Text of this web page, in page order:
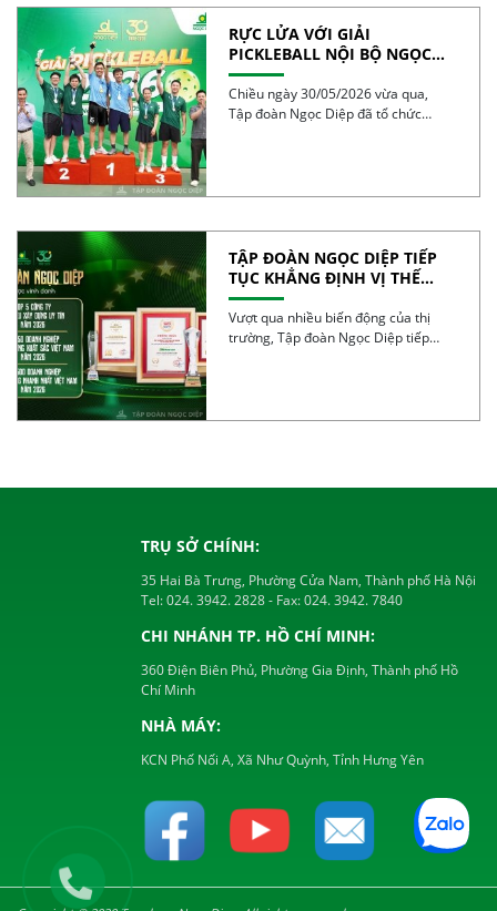
RỰC LỬA VỚI GIẢI
PICKLEBALL NỘI BỘ NGỌC
DIỆP 2026 – BÙNG NỔ TINH
THẦN 30 NĂM
Chiều ngày 30/05/2026 vừa qua,
Tập đoàn Ngọc Diệp đã tổ chức
TẬP ĐOÀN NGỌC DIỆP TIẾP
TỤC KHẲNG ĐỊNH VỊ THẾ
TRONG TOP 50 DOANH
NGHIỆP TĂNG TRƯỞNG XUẤT
SẮC VIỆT NAM 2026
Vượt qua nhiều biến động của thị
trường, Tập đoàn Ngọc Diệp tiếp
TRỤ SỞ CHÍNH:
35 Hai Bà Trưng, Phường Cửa Nam, Thành phố Hà Nội
Tel:024. 3942. 2828- Fax:024. 3942. 7840
CHI NHÁNH TP. HỒ CHÍ MINH:
360 Điện Biên Phủ, Phường Gia Định, Thành phố Hồ
Chí Minh
NHÀ MÁY:
KCN Phố Nối A, Xã Như Quỳnh, Tỉnh Hưng Yên